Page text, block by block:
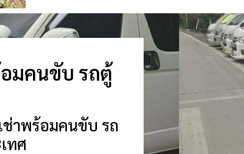
มคนขับ รถตู้
ช่าพร้อมคนขับ รถ
ทศ